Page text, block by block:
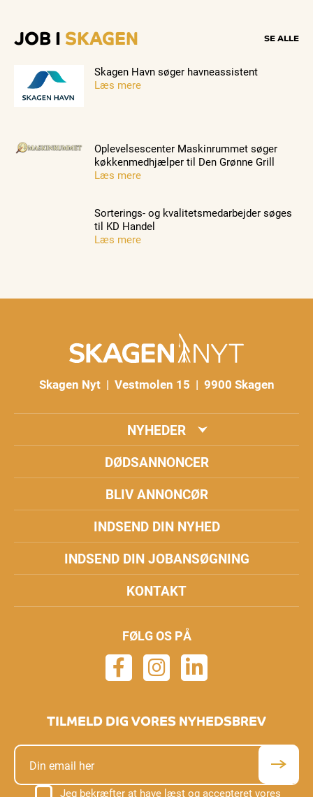
JOB I SKAGEN SE ALLE
Skagen Havn søger havneassistent
Læs mere
Oplevelsescenter Maskinrummet søger
køkkenmedhjælper til Den Grønne Grill
Læs mere
Sorterings- og kvalitetsmedarbejder søges
til KD Handel
Læs mere
Skagen Nyt | Vestmolen 15 | 9900 Skagen
NYHEDER
DØDSANNONCER
BLIV ANNONCØR
INDSEND DIN NYHED
INDSEND DIN JOBANSØGNING
KONTAKT
FØLG OS PÅ
TILMELD DIG VORES NYHEDSBREV
Jeg bekræfter at have læst og accepteret vores